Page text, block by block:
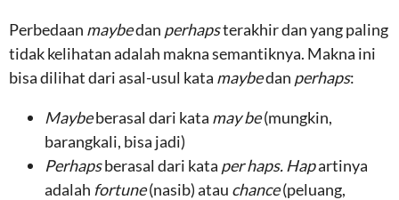
Perbedaan maybedan perhapsterakhir dan yang paling
tidak kelihatan adalah makna semantiknya. Makna ini
bisa dilihat dari asal-usul kata maybedan perhaps:
Maybeberasal dari kata may be(mungkin,
barangkali, bisa jadi)
Perhapsberasal dari kata per haps. Hapartinya
adalah fortune(nasib) atau chance(peluang,